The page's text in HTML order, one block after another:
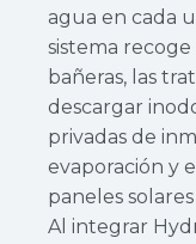
agua en cada
sistema
bañeras, las
descargar
privadas de
evaporación y
paneles
Al integrar